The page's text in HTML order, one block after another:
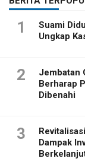
1
Suami
Ungkap
2
Jembatan
Berharap
Dibenahi
3
Dampak